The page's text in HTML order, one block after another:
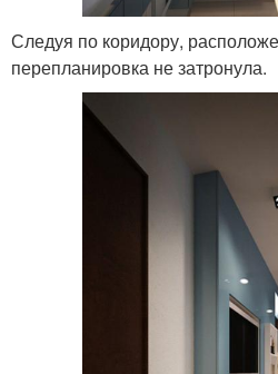
Следуя по коридору,
перепланировка не затронула.